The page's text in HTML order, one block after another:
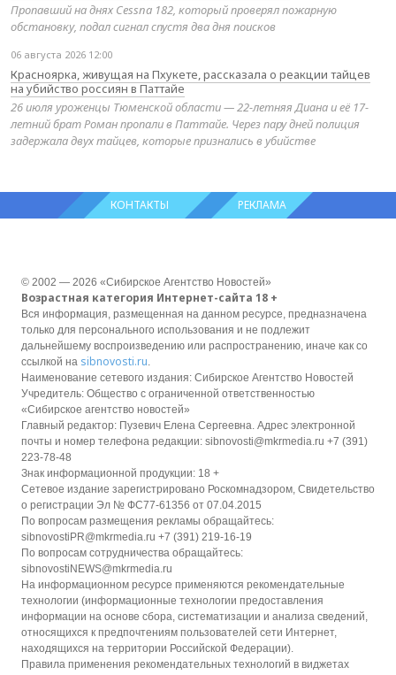
Пропавший на днях Cessna 182, который проверял пожарную
обстановку, подал сигнал спустя два дня поисков
06 августа 2026 12:00
Красноярка, живущая на Пхукете, рассказала о реакции тайцев
на убийство россиян в Паттайе
26 июля уроженцы Тюменской области — 22-летняя Диана и её 17-
летний брат Роман пропали в Паттайе. Через пару дней полиция
задержала двух тайцев, которые признались в убийстве
КОНТАКТЫ РЕКЛАМА
© 2002 — 2026 «Сибирское Агентство Новостей»
Возрастная категория Интернет-сайта 18 +
Вся информация, размещенная на данном ресурсе, предназначена
только для персонального использования и не подлежит
дальнейшему воспроизведению или распространению, иначе как со
ссылкой на sibnovosti.ru.
Наименование сетевого издания: Сибирское Агентство Новостей
Учредитель: Общество с ограниченной ответственностью
«Сибирское агентство новостей»
Главный редактор: Пузевич Елена Сергеевна. Адрес электронной
почты и номер телефона редакции: sibnovosti@mkrmedia.ru +7 (391)
223-78-48
Знак информационной продукции: 18 +
Сетевое издание зарегистрировано Роскомнадзором, Свидетельство
о регистрации Эл № ФС77-61356 от 07.04.2015
По вопросам размещения рекламы обращайтесь:
sibnovostiPR@mkrmedia.ru +7 (391) 219-16-19
По вопросам сотрудничества обращайтесь:
sibnovostiNEWS@mkrmedia.ru
На информационном ресурсе применяются рекомендательные
технологии (информационные технологии предоставления
информации на основе сбора, систематизации и анализа сведений,
относящихся к предпочтениям пользователей сети Интернет,
находящихся на территории Российской Федерации).
Правила применения рекомендательных технологий в виджетах